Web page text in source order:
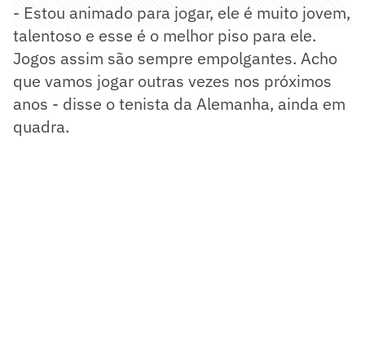
- Estou animado para jogar, ele é muito jovem,
talentoso e esse é o melhor piso para ele.
Jogos assim são sempre empolgantes. Acho
que vamos jogar outras vezes nos próximos
anos - disse o tenista da Alemanha, ainda em
quadra.